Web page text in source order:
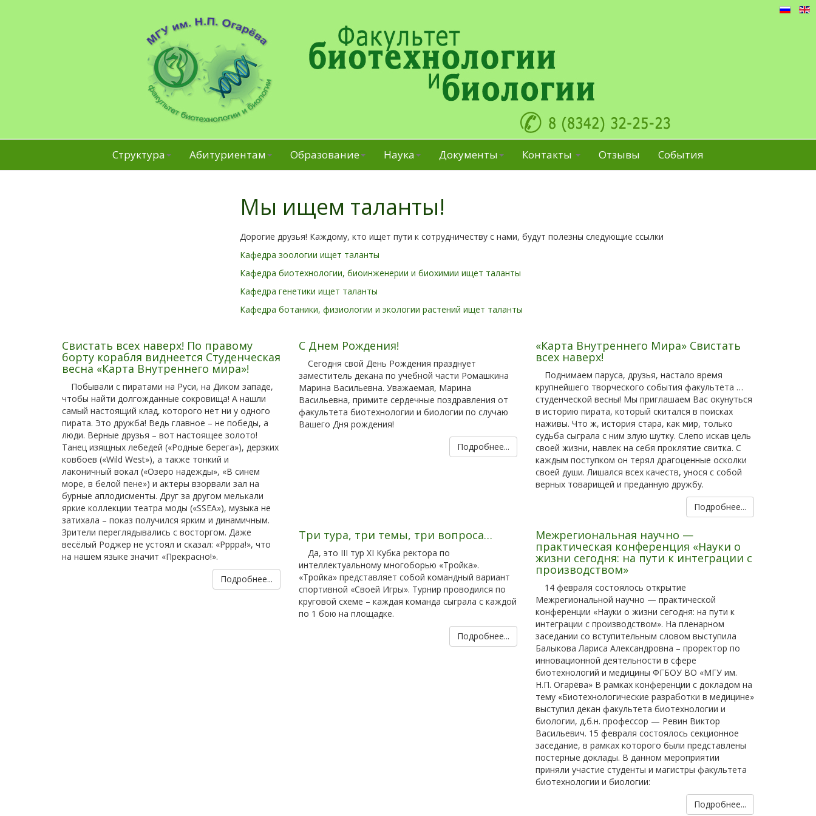
Структура Абитуриентам Образование Наука Документы Контакты Отзывы События
Мы ищем таланты!
Дорогие друзья! Каждому, кто ищет пути к сотрудничеству с нами, будут полезны следующие ссылки
Кафедра зоологии ищет таланты
Кафедра биотехнологии, биоинженерии и биохимии ищет таланты
Кафедра генетики ищет таланты
Кафедра ботаники, физиологии и экологии растений ищет таланты
Свистать всех наверх! По правому
борту корабля виднеется Студенческая
весна «Карта Внутреннего мира»!
Побывали с пиратами на Руси, на Диком западе,
чтобы найти долгожданные сокровища! А нашли
самый настоящий клад, которого нет ни у одного
пирата. Это дружба! Ведь главное – не победы, а
люди. Верные друзья – вот настоящее золото!
Танец изящных лебедей («Родные берега»), дерзких
ковбоев («Wild West»), а также тонкий и
лаконичный вокал («Озеро надежды», «В синем
море, в белой пене») и актеры взорвали зал на
бурные аплодисменты. Друг за другом мелькали
яркие коллекции театра моды («SSEA»), музыка не
затихала – показ получился ярким и динамичным.
Зрители переглядывались с восторгом. Даже
весёлый Роджер не устоял и сказал: «Рррра!», что
на нашем языке значит «Прекрасно!».
Подробнее...
С Днем Рождения!
Сегодня свой День Рождения празднует
заместитель декана по учебной части Ромашкина
Марина Васильевна. Уважаемая, Марина
Васильевна, примите сердечные поздравления от
факультета биотехнологии и биологии по случаю
Вашего Дня рождения!
Подробнее...
«Карта Внутреннего Мира» Свистать
всех наверх!
Поднимаем паруса, друзья, настало время
крупнейшего творческого события факультета …
студенческой весны! Мы приглашаем Вас окунуться
в историю пирата, который скитался в поисках
наживы. Что ж, история стара, как мир, только
судьба сыграла с ним злую шутку. Слепо искав цель
своей жизни, навлек на себя проклятие свитка. С
каждым поступком он терял драгоценные осколки
своей души. Лишался всех качеств, унося с собой
верных товарищей и преданную дружбу.
Подробнее...
Три тура, три темы, три вопроса…
Да, это III тур XI Кубка ректора по
интеллектуальному многоборью «Тройка».
«Тройка» представляет собой командный вариант
спортивной «Своей Игры». Турнир проводился по
круговой схеме – каждая команда сыграла с каждой
по 1 бою на площадке.
Подробнее...
Межрегиональная научно —
практическая конференция «Науки о
жизни сегодня: на пути к интеграции с
производством»
14 февраля состоялось открытие
Межрегиональной научно — практической
конференции «Науки о жизни сегодня: на пути к
интеграции с производством». На пленарном
заседании со вступительным словом выступила
Балыкова Лариса Александровна – проректор по
инновационной деятельности в сфере
биотехнологий и медицины ФГБОУ ВО «МГУ им.
Н.П. Огарёва» В рамках конференции с докладом на
тему «Биотехнологические разработки в медицине»
выступил декан факультета биотехнологии и
биологии, д.б.н. профессор — Ревин Виктор
Васильевич. 15 февраля состоялось секционное
заседание, в рамках которого были представлены
постерные доклады. В данном мероприятии
приняли участие студенты и магистры факультета
биотехнологии и биологии:
Подробнее...